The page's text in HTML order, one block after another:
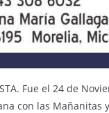
Fue el 24 de
con las